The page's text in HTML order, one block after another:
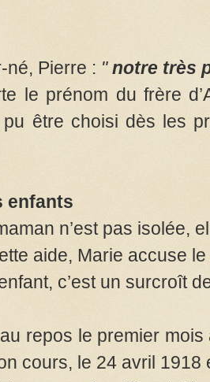
né, Pierre : "notre très
le prénom du frère
être choisi dès les
enfants
n’est pas isolée,
aide, Marie accuse
c’est un surcroît
repos le premier
cours, le 24 avril 1918